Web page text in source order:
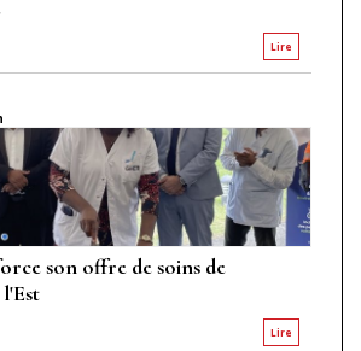
Lire
son offre de soins de
Lire